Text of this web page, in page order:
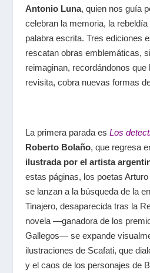
Antonio Luna, quien nos guía
celebran la memoria, la
palabra escrita. Tres ediciones
rescatan obras emblemáticas,
reimaginan, recordándonos que
revisita, cobra nuevas formas
La primera parada es Los
Roberto Bolaño, que regresa
ilustrada por el artista
estas páginas, los poetas
se lanzan a la búsqueda de la
Tinajero, desaparecida tras la
novela —ganadora de los
Gallegos— se expande
ilustraciones de Scafati, que
y el caos de los personajes de